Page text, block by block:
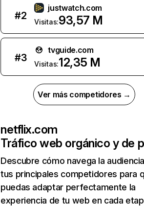
#2
justwatch.com
Visitas:93,57 M
#3
tvguide.com
Visitas:12,35 M
Ver más competidores →
netflix.com
Tráfico web orgánico y de
Descubre cómo navega la
tus principales competidores para
puedas adaptar perfectamente la
experiencia de tu web en cada